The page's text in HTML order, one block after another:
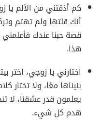
كم أذقتني من الألم يا
أنك قلتها ولم تهتم
قصة حبنا عندك
هذا.
اختارني يا زوجي، اختر
بنيناها معًا، ولا تختار
يعلمون قدر عشقنا، لا
هدم كل شيء.